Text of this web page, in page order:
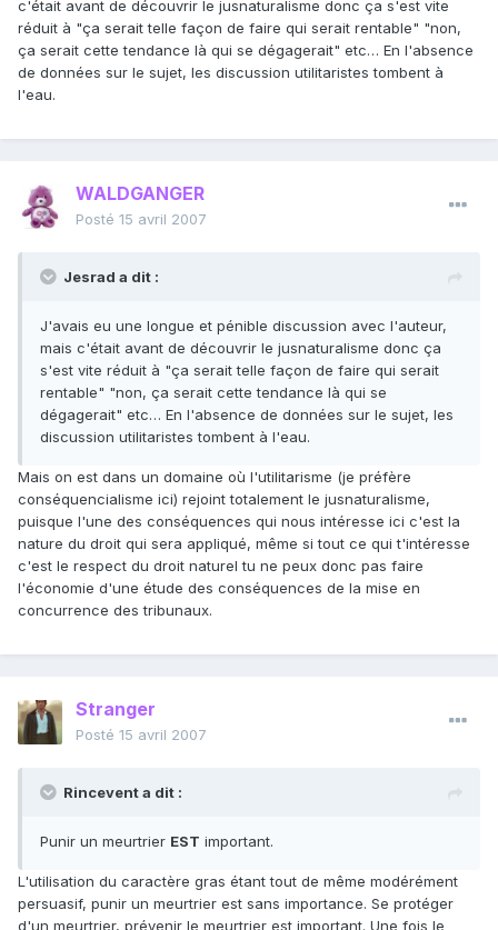
c'était avant de découvrir le jusnaturalisme donc ça s'est vite
réduit à "ça serait telle façon de faire qui serait rentable" "non,
ça serait cette tendance là qui se dégagerait" etc… En l'absence
de données sur le sujet, les discussion utilitaristes tombent à
l'eau.
WALDGANGER
Posté 15 avril 2007
Jesrad a dit :
J'avais eu une longue et pénible discussion avec l'auteur,
mais c'était avant de découvrir le jusnaturalisme donc ça
s'est vite réduit à "ça serait telle façon de faire qui serait
rentable" "non, ça serait cette tendance là qui se
dégagerait" etc… En l'absence de données sur le sujet, les
discussion utilitaristes tombent à l'eau.
Mais on est dans un domaine où l'utilitarisme (je préfère
conséquencialisme ici) rejoint totalement le jusnaturalisme,
puisque l'une des conséquences qui nous intéresse ici c'est la
nature du droit qui sera appliqué, même si tout ce qui t'intéresse
c'est le respect du droit naturel tu ne peux donc pas faire
l'économie d'une étude des conséquences de la mise en
concurrence des tribunaux.
Stranger
Posté 15 avril 2007
Rincevent a dit :
Punir un meurtrier EST important.
L'utilisation du caractère gras étant tout de même modérément
persuasif, punir un meurtrier est sans importance. Se protéger
d'un meurtrier, prévenir le meurtrier est important. Une fois le